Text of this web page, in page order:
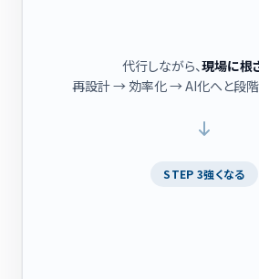
代行しながら、現場に根
再設計 → 効率化 → AI化へと段
STEP 3強くなる